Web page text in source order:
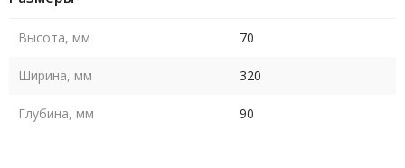
Высота, мм 70
Ширина, мм 320
Глубина, мм 90